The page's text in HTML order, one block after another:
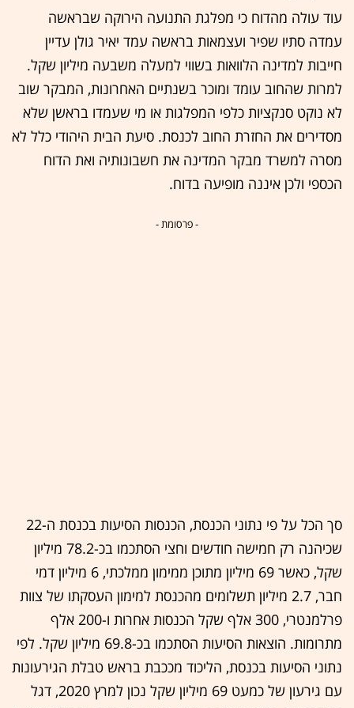
עוד עולה מהדוח כי מפלגת התנועה הירוקה שבראשה
עמדה סתיו שפיר ועצמאות בראשה עמד יאיר גולן עדיין
חייבות למדינה הלוואות בשווי למעלה משבעה מיליון שקל.
למרות שהחוב עומד ומוכר בשנתיים האחרונות, המבקר שוב
לא נוקט סנקציות כלפי המפלגות או מי שעמדו בראשן שלא
מסדירים את החזרת החוב לכנסת. סיעת הבית היהודי כלל לא
מסרה למשרד מבקר המדינה את חשבונותיה ואת הדוח
הכספי ולכן איננה מופיעה בדוח.
- פרסומת -
סך הכל על פי נתוני הכנסת, הכנסות הסיעות בכנסת ה-22
שכיהנה רק חמישה חודשים וחצי הסתכמו בכ-78.2 מיליון
שקל, כאשר 69 מיליון מתוכן ממימון ממלכתי, 6 מיליון דמי
חבר, 2.7 מיליון תשלומים מהכנסת למימון העסקתו של צוות
פרלמנטרי, 300 אלף שקל הכנסות אחרות ו-200 אלף
מתרומות. הוצאות הסיעות הסתכמו בכ-69.8 מיליון שקל. לפי
נתוני הסיעות בכנסת, הליכוד מככבת בראש טבלת הגירעונות
עם גירעון של כמעט 69 מיליון שקל נכון למרץ 2020, דגל